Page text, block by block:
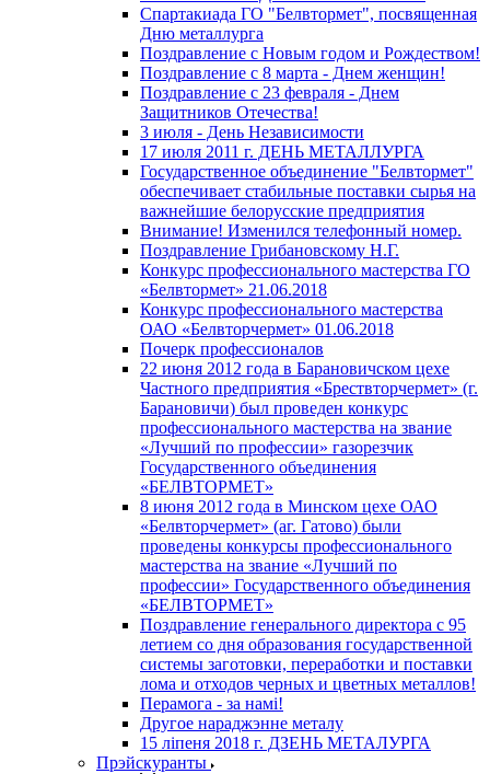
Спартакиада ГО "Белвтормет", посвященная
Дню металлурга
Поздравление с Новым годом и Рождеством!
Поздравление с 8 марта - Днем женщин!
Поздравление с 23 февраля - Днем
Защитников Отечества!
3 июля - День Независимости
17 июля 2011 г. ДЕНЬ МЕТАЛЛУРГА
Государственное объединение "Белвтормет"
обеспечивает стабильные поставки сырья на
важнейшие белорусские предприятия
Внимание! Изменился телефонный номер.
Поздравление Грибановскому Н.Г.
Конкурс профессионального мастерства ГО
«Белвтормет» 21.06.2018
Конкурс профессионального мастерства
ОАО «Белвторчермет» 01.06.2018
Почерк профессионалов
22 июня 2012 года в Барановичском цехе
Частного предприятия «Брествторчермет» (г.
Барановичи) был проведен конкурс
профессионального мастерства на звание
«Лучший по профессии» газорезчик
Государственного объединения
«БЕЛВТОРМЕТ»
8 июня 2012 года в Минском цехе ОАО
«Белвторчермет» (аг. Гатово) были
проведены конкурсы профессионального
мастерства на звание «Лучший по
профессии» Государственного объединения
«БЕЛВТОРМЕТ»
Поздравление генерального директора с 95
летием со дня образования государственной
системы заготовки, переработки и поставки
лома и отходов черных и цветных металлов!
Перамога - за намі!
Другое нараджэнне металу
15 ліпеня 2018 г. ДЗЕНЬ МЕТАЛУРГА
Прэйскуранты